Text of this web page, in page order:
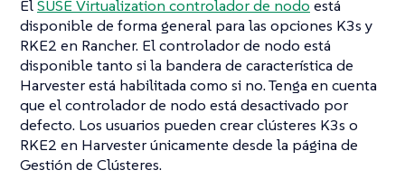
ElSUSE Virtualization controlador de nodo está
disponible de forma general para las opciones K3s y
RKE2 en Rancher. El controlador de nodo está
disponible tanto si la bandera de característica de
Harvester está habilitada como si no. Tenga en cuenta
que el controlador de nodo está desactivado por
defecto. Los usuarios pueden crear clústeres K3s o
RKE2 en Harvester únicamente desde la página de
Gestión de Clústeres.